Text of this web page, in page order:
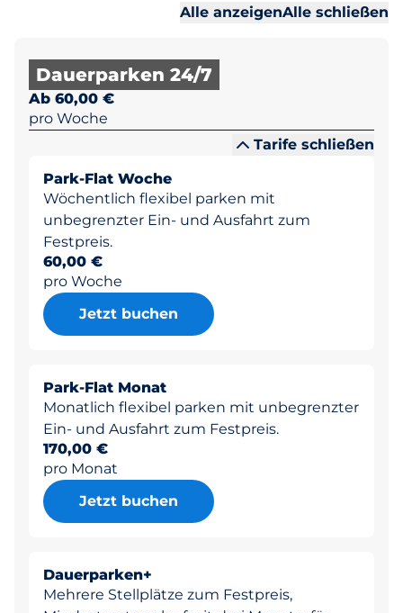
Alle anzeigenAlle schließen
Dauerparken 24/7
Ab 60,00 €
pro Woche
Tarife schließen
Park-Flat Woche
Wöchentlich flexibel parken mit
unbegrenzter Ein- und Ausfahrt zum
Festpreis.
60,00 €
pro Woche
Jetzt buchen
Park-Flat Monat
Monatlich flexibel parken mit unbegrenzter
Ein- und Ausfahrt zum Festpreis.
170,00 €
pro Monat
Jetzt buchen
Dauerparken+
Mehrere Stellplätze zum Festpreis,